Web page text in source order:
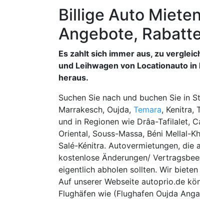
Billige Auto
Angebote,
Es zahlt sich immer aus, zu
und Leihwagen von Locationauto
heraus.
Suchen Sie nach und buchen Sie in
Marrakesch, Oujda, Temara, Kenitra,
und in Regionen wie Drâa-Tafilalet,
Oriental, Souss-Massa, Béni Mellal-
Salé-Kénitra. Autovermietungen, die
kostenlose Änderungen/
eigentlich abholen sollten. Wir
Auf unserer Webseite autoprio.de
Flughäfen wie (Flughafen Oujda